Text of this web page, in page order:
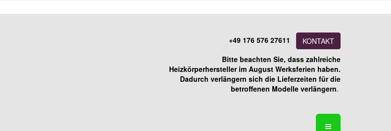
+49 176 576 27611
KONTAKT
Bitte beachten Sie, dass zahlreiche
Heizkörperhersteller im August Werksferien haben.
Dadurch verlängern sich die Lieferzeiten für die
betroffenen Modelle verlängern.